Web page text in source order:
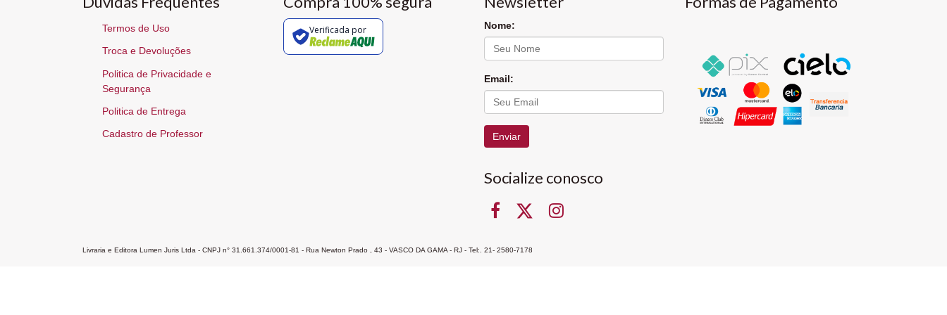
Termos de Uso
Troca e Devoluções
Politica de Privacidade e
Segurança
Politica de Entrega
Cadastro de Professor
Verificada por Nome:
Email:
Enviar
Socialize conosco
Livraria e Editora Lumen Juris Ltda - CNPJ n° 31.661.374/0001-81 - Rua Newton Prado , 43 - VASCO DA GAMA - RJ - Tel:. 21- 2580-7178